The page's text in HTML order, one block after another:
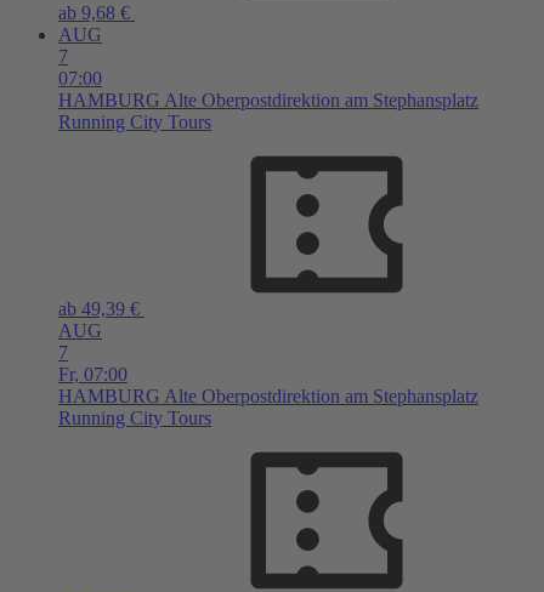
ab 9,68 €
AUG
7
07:00
HAMBURG Alte Oberpostdirektion am Stephansplatz
Running City Tours
ab 49,39 €
AUG
7
Fr, 07:00
HAMBURG Alte Oberpostdirektion am Stephansplatz
Running City Tours